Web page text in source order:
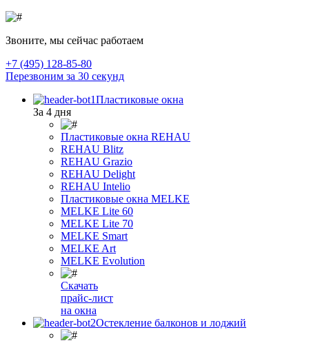
Звоните, мы сейчас работаем
+7 (495) 128-85-80
Перезвоним за 30 секунд
Пластиковые окна
За 4 дня
Пластиковые окна REHAU
REHAU Blitz
REHAU Grazio
REHAU Delight
REHAU Intelio
Пластиковые окна MELKE
MELKE Lite 60
MELKE Lite 70
MELKE Smart
MELKE Art
MELKE Evolution
Скачать
прайс-лист
на окна
Остекление балконов и лоджий